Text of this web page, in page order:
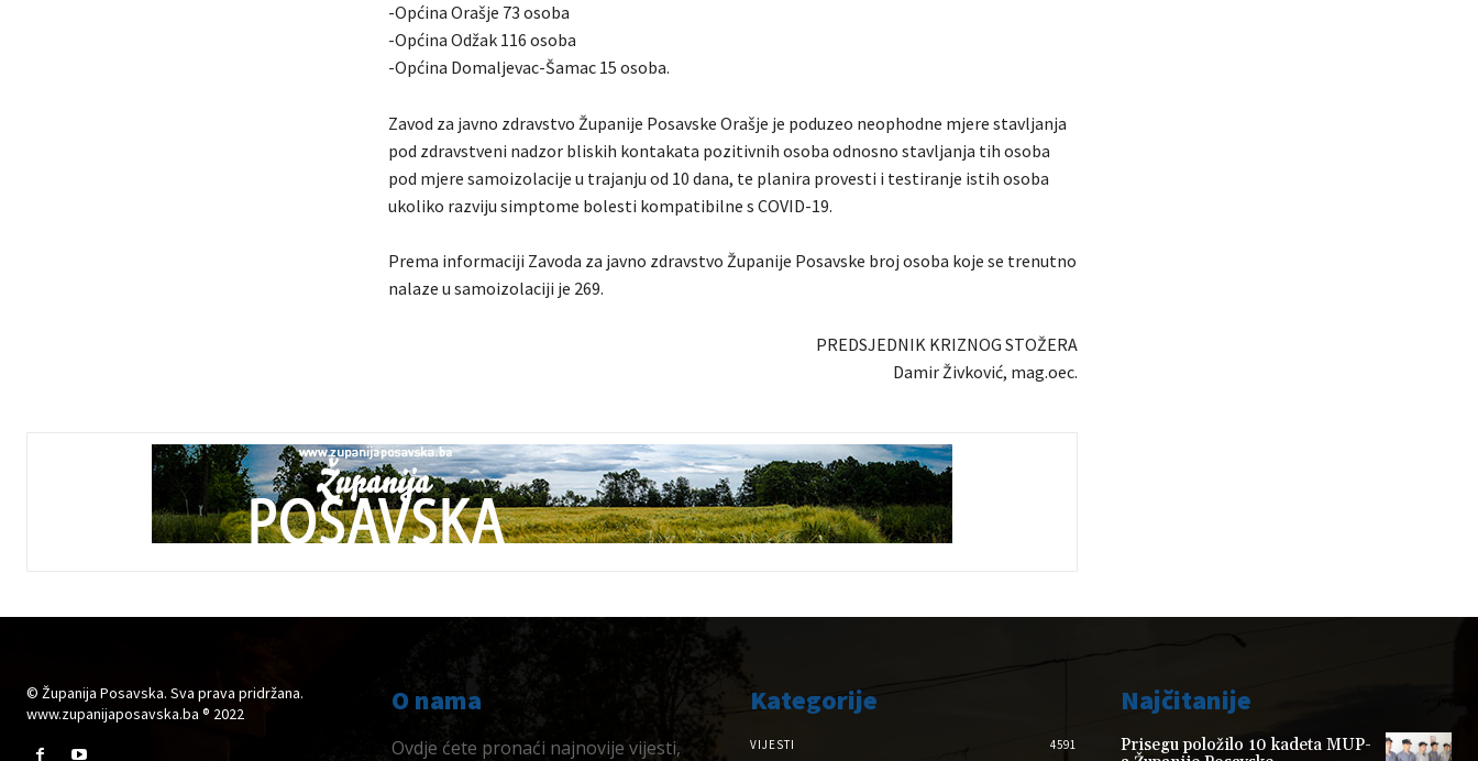
-Općina Orašje 73 osoba
-Općina Odžak 116 osoba
-Općina Domaljevac-Šamac 15 osoba.
Zavod za javno zdravstvo Županije Posavske Orašje je poduzeo neophodne mjere stavljanja
pod zdravstveni nadzor bliskih kontakata pozitivnih osoba odnosno stavljanja tih osoba
pod mjere samoizolacije u trajanju od 10 dana, te planira provesti i testiranje istih osoba
ukoliko razviju simptome bolesti kompatibilne s COVID-19.
Prema informaciji Zavoda za javno zdravstvo Županije Posavske broj osoba koje se trenutno
nalaze u samoizolaciji je 269.
PREDSJEDNIK KRIZNOG STOŽERA
Damir Živković, mag.oec.
© Županija Posavska. Sva prava pridržana.
www.zupanijaposavska.ba ® 2022
O nama
Ovdje ćete pronaći najnovije vijesti,
Kategorije
VIJESTI 4591
Najčitanije
Prisegu položilo 10 kadeta MUP-